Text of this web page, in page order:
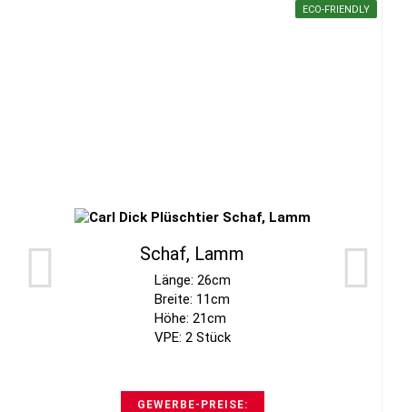
ECO-FRIENDLY
Schaf, Lamm
Länge: 26cm
Breite: 11cm
Höhe: 21cm
VPE: 2 Stück
GEWERBE-PREISE: